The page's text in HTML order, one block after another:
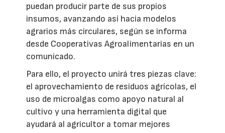
puedan producir parte de sus propios
insumos, avanzando así hacia modelos
agrarios más circulares, según se informa
desde Cooperativas Agroalimentarias en un
comunicado.
Para ello, el proyecto unirá tres piezas clave:
el aprovechamiento de residuos agrícolas, el
uso de microalgas como apoyo natural al
cultivo y una herramienta digital que
ayudará al agricultor a tomar mejores